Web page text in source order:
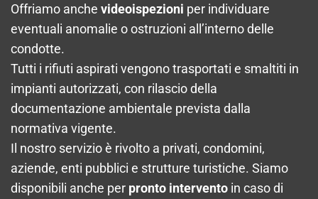
Offriamo anche videoispezioni per individuare
eventuali anomalie o ostruzioni all’interno delle
condotte.
Tutti i rifiuti aspirati vengono trasportati e smaltiti in
impianti autorizzati, con rilascio della
documentazione ambientale prevista dalla
normativa vigente.
Il nostro servizio è rivolto a privati, condomini,
aziende, enti pubblici e strutture turistiche. Siamo
disponibili anche per pronto intervento in caso di